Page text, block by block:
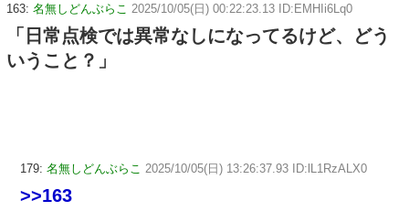
163: 名無しどんぶらこ 2025/10/05(日) 00:22:23.13 ID:EMHIi6Lq0
「日常点検では異常なしになってるけど、どう
いうこと？」
179: 名無しどんぶらこ 2025/10/05(日) 13:26:37.93 ID:lL1RzALX0
>>163